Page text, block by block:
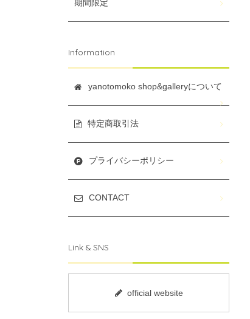
期間限定
Information
yanotomoko shop&galleryについて
特定商取引法
プライバシーポリシー
CONTACT
Link & SNS
official website